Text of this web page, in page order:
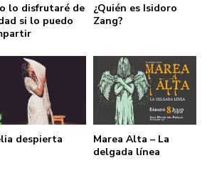
lo disfrutaré de
si lo puedo
¿Quién es Isidoro
Zang?
despierta
Marea Alta – La
delgada línea